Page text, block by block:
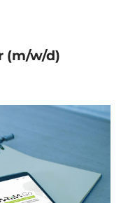
(m/w/d)